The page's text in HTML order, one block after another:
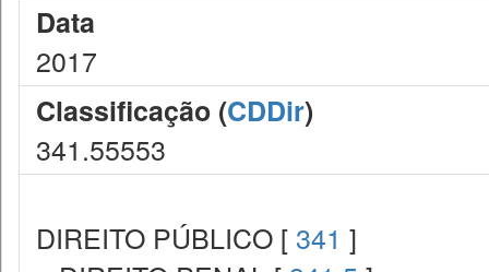
Data
2017
Classificação (CDDir)
341.55553
DIREITO PÚBLICO [ 341 ]